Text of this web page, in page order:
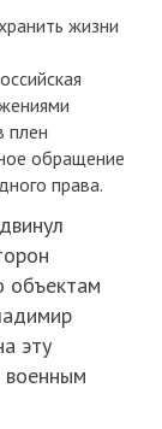
жизни
плен
обращение
права.
объектам
эту
военным